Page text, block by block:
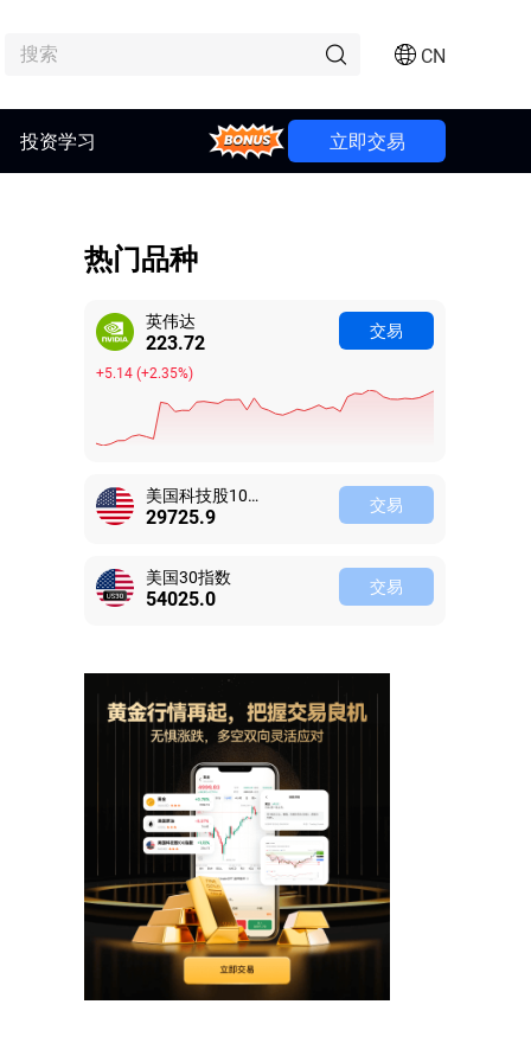
CN
投资学习 Bonus 立即交易
热门品种
英伟达
223.72
+5.14(+2.35%)
交易
美国科技股100指数
29725.9 交易
美国30指数
54025.0 交易